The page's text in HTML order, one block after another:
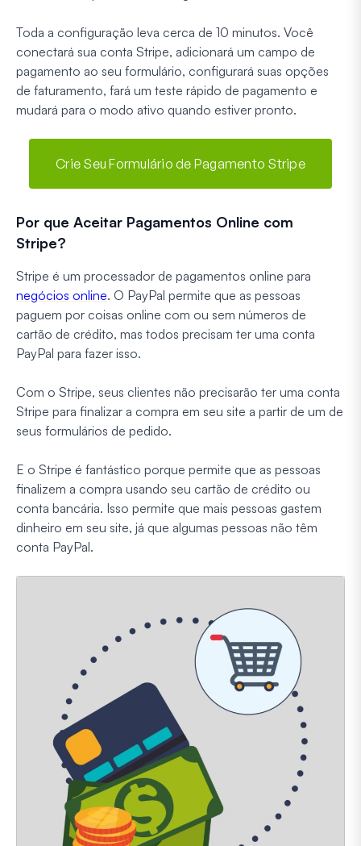
Toda a configuração leva cerca de 10 minutos. Você
conectará sua conta Stripe, adicionará um campo de
pagamento ao seu formulário, configurará suas opções
de faturamento, fará um teste rápido de pagamento e
mudará para o modo ativo quando estiver pronto.
Crie Seu Formulário de Pagamento Stripe
Por que Aceitar Pagamentos Online com
Stripe?
Stripe é um processador de pagamentos online para
negócios online. O PayPal permite que as pessoas
paguem por coisas online com ou sem números de
cartão de crédito, mas todos precisam ter uma conta
PayPal para fazer isso.
Com o Stripe, seus clientes não precisarão ter uma conta
Stripe para finalizar a compra em seu site a partir de um de
seus formulários de pedido.
E o Stripe é fantástico porque permite que as pessoas
finalizem a compra usando seu cartão de crédito ou
conta bancária. Isso permite que mais pessoas gastem
dinheiro em seu site, já que algumas pessoas não têm
conta PayPal.